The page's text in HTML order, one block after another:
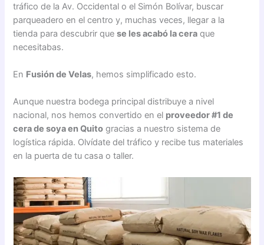
tráfico de la Av. Occidental o el Simón Bolívar, buscar
parqueadero en el centro y, muchas veces, llegar a la
tienda para descubrir quese les acabó la cera que
necesitabas.
En Fusión de Velas, hemos simplificado esto.
Aunque nuestra bodega principal distribuye a nivel
nacional, nos hemos convertido en el proveedor #1 de
cera de soya en Quito gracias a nuestro sistema de
logística rápida. Olvídate del tráfico y recibe tus materiales
en la puerta de tu casa o taller.